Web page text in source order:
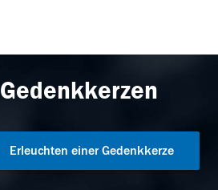
Gedenkkerzen
Erleuchten einer Gedenkkerze